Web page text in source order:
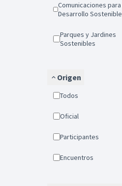
Comunicaciones para un
Desarrollo Sostenible
Parques y Jardines
Sostenibles
Origen
Todos
Oficial
Participantes
Encuentros